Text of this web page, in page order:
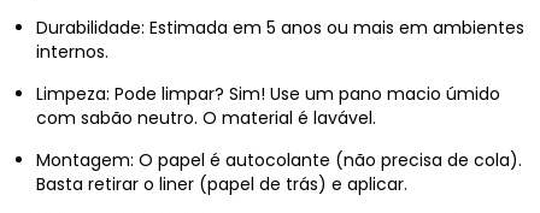
Durabilidade: Estimada em 5 anos ou mais em ambientes
internos.
Limpeza: Pode limpar? Sim! Use um pano macio úmido
com sabão neutro. O material é lavável.
Montagem: O papel é autocolante (não precisa de cola).
Basta retirar o liner (papel de trás) e aplicar.